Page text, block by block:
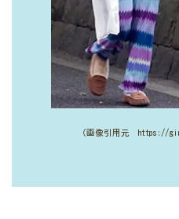
（画像引用元 https://